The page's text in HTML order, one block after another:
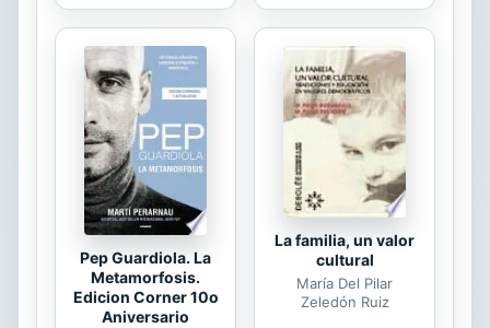
Pep Guardiola. La
Metamorfosis.
Edicion Corner 10o
Aniversario
La familia, un valor
cultural
María Del Pilar
Zeledón Ruiz